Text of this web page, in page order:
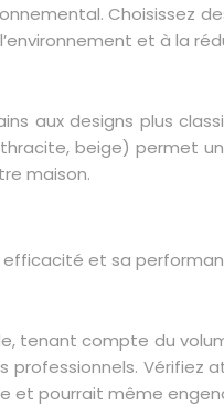
Choisissez
et à la
aux designs plus
beige) permet
maison.
efficacité et sa
tenant compte du
Vérifiez
pourrait même